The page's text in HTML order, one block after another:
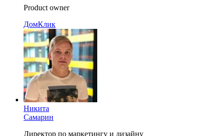
Product owner
ДомКлик
Никита
Самарин
Директор по маркетингу и дизайну